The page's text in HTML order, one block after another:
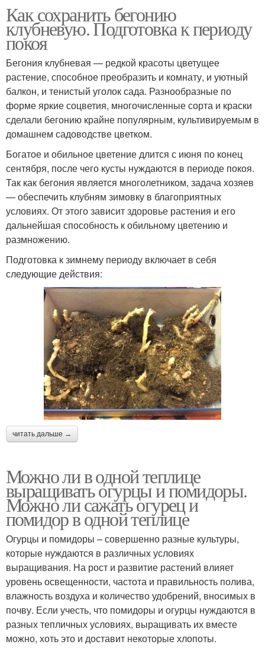
Как сохранить бегонию
клубневую. Подготовка к периоду
покоя
Бегония клубневая — редкой красоты цветущее
растение, способное преобразить и комнату, и уютный
балкон, и тенистый уголок сада. Разнообразные по
форме яркие соцветия, многочисленные сорта и краски
сделали бегонию крайне популярным, культивируемым в
домашнем садоводстве цветком.
Богатое и обильное цветение длится с июня по конец
сентября, после чего кусты нуждаются в периоде покоя.
Так как бегония является многолетником, задача хозяев
— обеспечить клубням зимовку в благоприятных
условиях. От этого зависит здоровье растения и его
дальнейшая способность к обильному цветению и
размножению.
Подготовка к зимнему периоду включает в себя
следующие действия:
читать дальше →
Можно ли в одной теплице
выращивать огурцы и помидоры.
Можно ли сажать огурец и
помидор в одной теплице
Огурцы и помидоры – совершенно разные культуры,
которые нуждаются в различных условиях
выращивания. На рост и развитие растений влияет
уровень освещенности, частота и правильность полива,
влажность воздуха и количество удобрений, вносимых в
почву. Если учесть, что помидоры и огурцы нуждаются в
разных тепличных условиях, выращивать их вместе
можно, хоть это и доставит некоторые хлопоты.